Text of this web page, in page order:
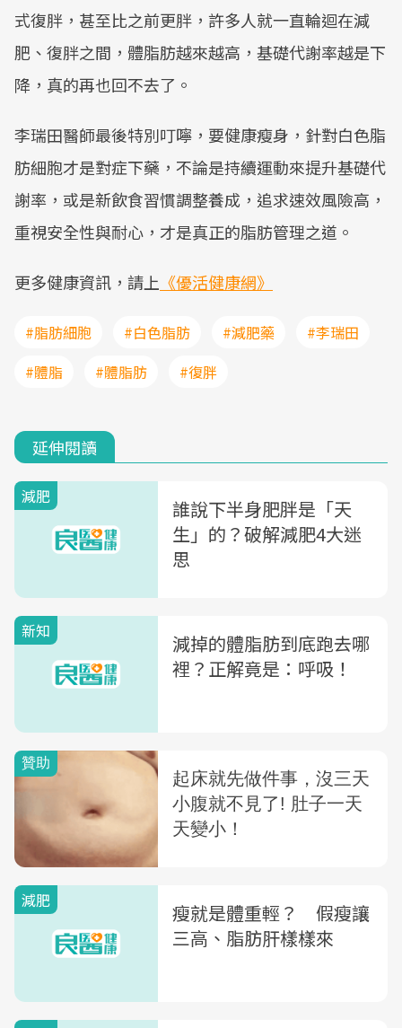
式復胖，甚至比之前更胖，許多人就一直輪迴在減
肥、復胖之間，體脂肪越來越高，基礎代謝率越是下
降，真的再也回不去了。
李瑞田醫師最後特別叮嚀，要健康瘦身，針對白色脂
肪細胞才是對症下藥，不論是持續運動來提升基礎代
謝率，或是新飲食習慣調整養成，追求速效風險高，
重視安全性與耐心，才是真正的脂肪管理之道。
更多健康資訊，請上 《優活健康網》
#脂肪細胞 #白色脂肪 #減肥藥
#李瑞田
#體脂
#體脂肪 #復胖
延伸閱讀
減肥
誰說下半身肥胖是「天
生」的？破解減肥4大迷
思
新知
減掉的體脂肪到底跑去哪
裡？正解竟是：呼吸！
減肥
瘦就是體重輕？ 假瘦讓
三高、脂肪肝樣樣來